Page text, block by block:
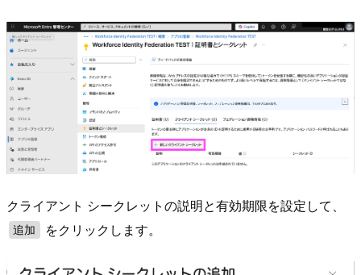
クライアント シークレットの説明と有効期限を設定して、
追加 をクリックします。